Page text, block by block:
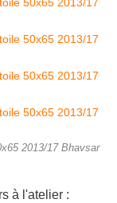
2013/17 Bhavsar
à l'atelier :